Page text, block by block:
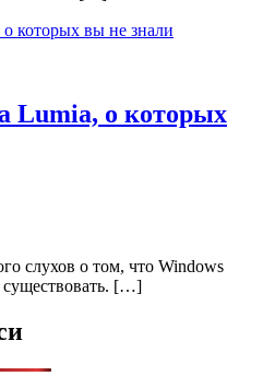
Lumia, о которых
слухов о том, что Windows
существовать. […]